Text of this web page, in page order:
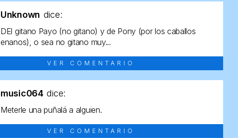
Unknown dice:
DEl gitano Payo (no gitano) y de Pony (por los caballos
enanos), o sea no gitano muy...
VER COMENTARIO
music064 dice:
Meterle una puñalá a alguien.
VER COMENTARIO